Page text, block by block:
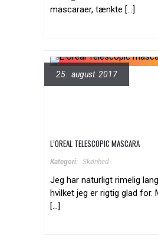
mascaraer, tænkte [...]
25. august 2017
L’OREAL TELESCOPIC MASCARA
Kategori: Skønhed
Jeg har naturligt rimelig
hvilket jeg er rigtig glad for.
[...]